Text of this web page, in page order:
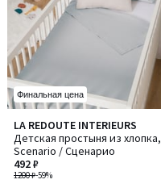
Финальная цена
LA REDOUTE INTERIEURS
Детская простыня из хлопка,
Scenario / Сценарио
1200 ₽-59%
492 ₽
5
/
5